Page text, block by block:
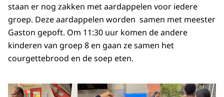
staan er nog zakken met aardappelen voor iedere
groep. Deze aardappelen worden samen met meester
Gaston gepoft. Om 11:30 uur komen de andere
kinderen van groep 8 en gaan ze samen het
courgettebrood en de soep eten.